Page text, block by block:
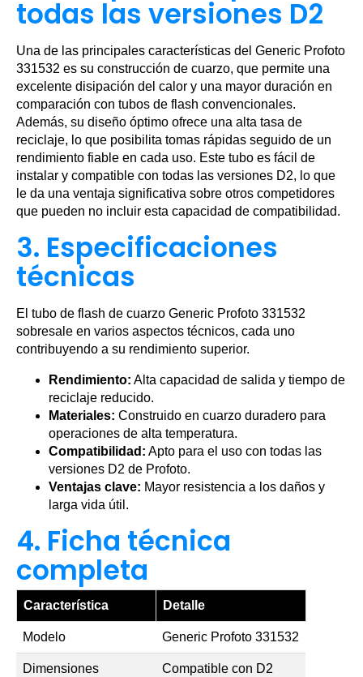
todas las versiones D2
Una de las principales características del Generic Profoto
331532 es su construcción de cuarzo, que permite una
excelente disipación del calor y una mayor duración en
comparación con tubos de flash convencionales.
Además, su diseño óptimo ofrece una alta tasa de
reciclaje, lo que posibilita tomas rápidas seguido de un
rendimiento fiable en cada uso. Este tubo es fácil de
instalar y compatible con todas las versiones D2, lo que
le da una ventaja significativa sobre otros competidores
que pueden no incluir esta capacidad de compatibilidad.
3. Especificaciones
técnicas
El tubo de flash de cuarzo Generic Profoto 331532
sobresale en varios aspectos técnicos, cada uno
contribuyendo a su rendimiento superior.
Rendimiento: Alta capacidad de salida y tiempo de
reciclaje reducido.
Materiales: Construido en cuarzo duradero para
operaciones de alta temperatura.
Compatibilidad: Apto para el uso con todas las
versiones D2 de Profoto.
Ventajas clave: Mayor resistencia a los daños y
larga vida útil.
4. Ficha técnica
completa
Característica Detalle
Modelo Generic Profoto 331532
Dimensiones Compatible con D2